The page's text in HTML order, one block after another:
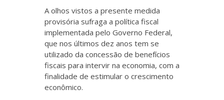
A olhos vistos a presente medida
provisória sufraga a política fiscal
implementada pelo Governo Federal,
que nos últimos dez anos tem se
utilizado da concessão de benefícios
fiscais para intervir na economia, com a
finalidade de estimular o crescimento
econômico.